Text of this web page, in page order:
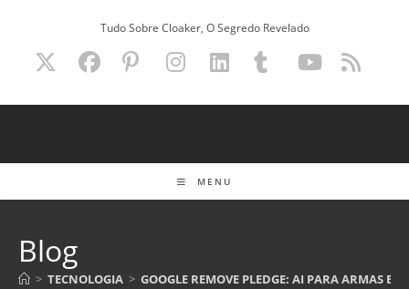
Tudo Sobre Cloaker, O Segredo Revelado
MENU
Blog
> TECNOLOGIA > GOOGLE REMOVE PLEDGE: AI PARA ARMAS E